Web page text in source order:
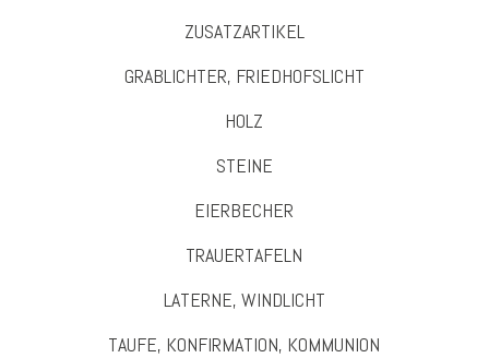
ZUSATZARTIKEL
GRABLICHTER, FRIEDHOFSLICHT
HOLZ
STEINE
EIERBECHER
TRAUERTAFELN
LATERNE, WINDLICHT
TAUFE, KONFIRMATION, KOMMUNION